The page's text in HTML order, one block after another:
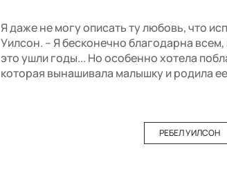
Я даже не могу описать ту любовь, что
Уилсон. – Я бесконечно благодарна
это ушли годы... Но особенно хотела
которая вынашивала малышку и родила
РЕБЕЛ УИЛСОН